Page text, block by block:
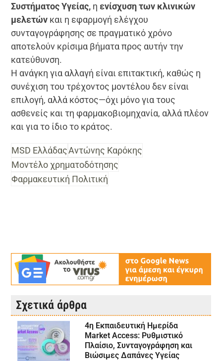
Συστήματος Υγείας, η ενίσχυση των κλινικών
μελετών και η εφαρμογή ελέγχου
συνταγογράφησης σε πραγματικό χρόνο
αποτελούν κρίσιμα βήματα προς αυτήν την
κατεύθυνση.
Η ανάγκη για αλλαγή είναι επιτακτική, καθώς η
συνέχιση του τρέχοντος μοντέλου δεν είναι
επιλογή, αλλά κόστος—όχι μόνο για τους
ασθενείς και τη φαρμακοβιομηχανία, αλλά πλέον
και για το ίδιο το κράτος.
MSD ΕλλάδαςΑντώνης Καρόκης
Μοντέλο χρηματοδότησης
Φαρμακευτική Πολιτική
Σχετικά άρθρα
4η Εκπαιδευτική Ημερίδα
Market Access: Ρυθμιστικό
Πλαίσιο, Συνταγογράφηση και
Βιώσιμες Δαπάνες Υγείας